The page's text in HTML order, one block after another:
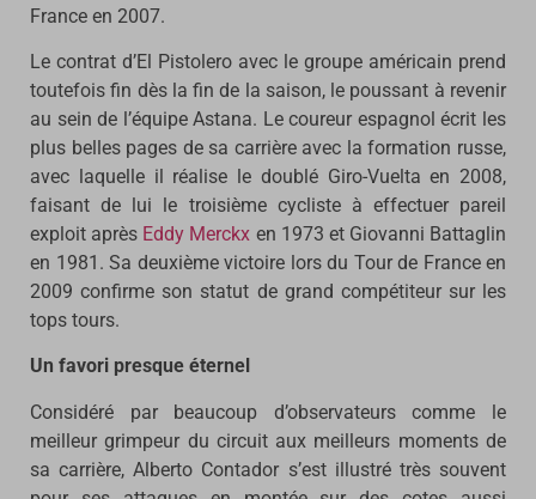
France en 2007.
Le contrat d’El Pistolero avec le groupe américain prend
toutefois fin dès la fin de la saison, le poussant à revenir
au sein de l’équipe Astana. Le coureur espagnol écrit les
plus belles pages de sa carrière avec la formation russe,
avec laquelle il réalise le doublé Giro-Vuelta en 2008,
faisant de lui le troisième cycliste à effectuer pareil
exploit après Eddy Merckx en 1973 et Giovanni Battaglin
en 1981. Sa deuxième victoire lors du Tour de France en
2009 confirme son statut de grand compétiteur sur les
tops tours.
Un favori presque éternel
Considéré par beaucoup d’observateurs comme le
meilleur grimpeur du circuit aux meilleurs moments de
sa carrière, Alberto Contador s’est illustré très souvent